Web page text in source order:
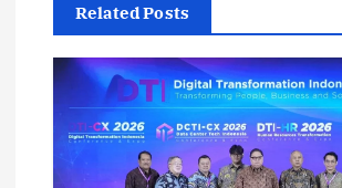
g
a
t
Related Posts